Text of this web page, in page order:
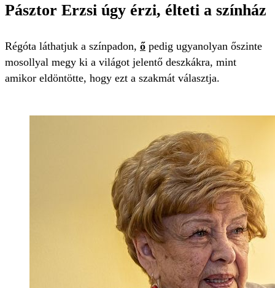
Pásztor Erzsi úgy érzi, élteti a színház
Régóta láthatjuk a színpadon, ő pedig ugyanolyan őszinte
mosollyal megy ki a világot jelentő deszkákra, mint
amikor eldöntötte, hogy ezt a szakmát választja.